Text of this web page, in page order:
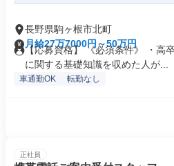
長野県駒ヶ根市北町
月給27万7000円～50万円
【応募資格】 《必須条件》 ・高
に関する基礎知識を収めた人が...
車通勤OK 転勤なし
正社員